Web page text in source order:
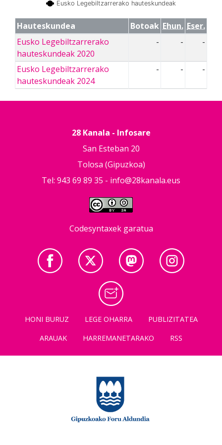
Eusko Legebiltzarrerako hauteskundeak
Hauteskundea Botoak Ehun. Eser.
Eusko Legebiltzarrerako
hauteskundeak 2020
- - -
Eusko Legebiltzarrerako
hauteskundeak 2024
- - -
28 Kanala - Infosare
San Esteban 20
Tolosa (Gipuzkoa)
Tel: 943 69 89 35 - info@28kanala.eus
Codesyntaxek garatua
HONI BURUZ LEGE OHARRA
PUBLIZITATEA
ARAUAK
HARREMANETARAKO RSS